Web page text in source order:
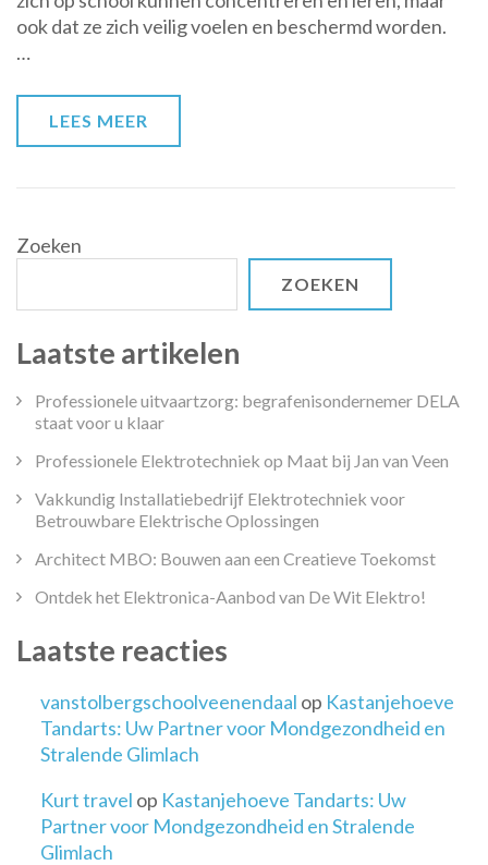
voor
ook dat ze zich veilig voelen en beschermd worden.
…
LEES MEER
Zoeken
ZOEKEN
Laatste artikelen
Professionele uitvaartzorg: begrafenisondernemer DELA
staat voor u klaar
Professionele Elektrotechniek op Maat bij Jan van Veen
Vakkundig Installatiebedrijf Elektrotechniek voor
Betrouwbare Elektrische Oplossingen
Architect MBO: Bouwen aan een Creatieve Toekomst
Ontdek het Elektronica-Aanbod van De Wit Elektro!
Laatste reacties
vanstolbergschoolveenendaal op Kastanjehoeve
Tandarts: Uw Partner voor Mondgezondheid en
Stralende Glimlach
Kurt travel op Kastanjehoeve Tandarts: Uw
Partner voor Mondgezondheid en Stralende
Glimlach